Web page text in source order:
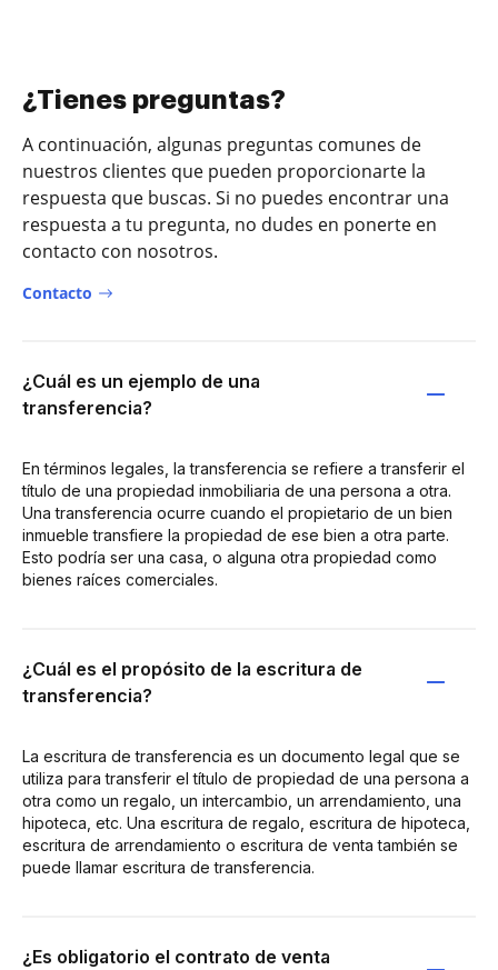
¿Tienes preguntas?
A continuación, algunas preguntas comunes de
nuestros clientes que pueden proporcionarte la
respuesta que buscas. Si no puedes encontrar una
respuesta a tu pregunta, no dudes en ponerte en
contacto con nosotros.
Contacto
¿Cuál es un ejemplo de una
transferencia?
En términos legales, la transferencia se refiere a transferir el
título de una propiedad inmobiliaria de una persona a otra.
Una transferencia ocurre cuando el propietario de un bien
inmueble transfiere la propiedad de ese bien a otra parte.
Esto podría ser una casa, o alguna otra propiedad como
bienes raíces comerciales.
¿Cuál es el propósito de la escritura de
transferencia?
La escritura de transferencia es un documento legal que se
utiliza para transferir el título de propiedad de una persona a
otra como un regalo, un intercambio, un arrendamiento, una
hipoteca, etc. Una escritura de regalo, escritura de hipoteca,
escritura de arrendamiento o escritura de venta también se
puede llamar escritura de transferencia.
¿Es obligatorio el contrato de venta